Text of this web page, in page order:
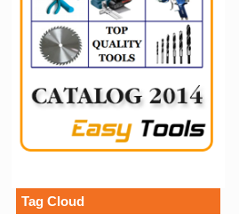
Tag Cloud